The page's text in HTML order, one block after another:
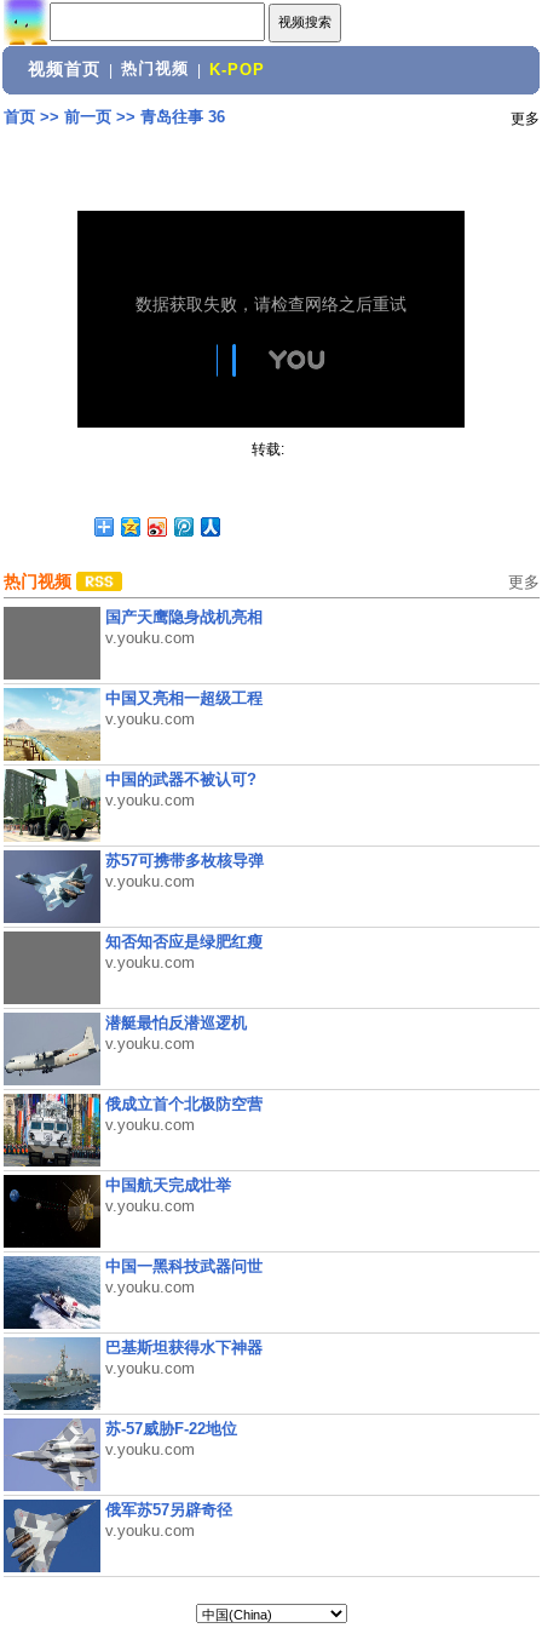
视频首页 热门视频 K-POP
首页>> 前一页>> 青岛往事 36 更多
转载:
热门视频 更多
国产天鹰隐身战机亮相
v.youku.com
中国又亮相一超级工程
v.youku.com
中国的武器不被认可?
v.youku.com
苏57可携带多枚核导弹
v.youku.com
知否知否应是绿肥红瘦
v.youku.com
潜艇最怕反潜巡逻机
v.youku.com
俄成立首个北极防空营
v.youku.com
中国航天完成壮举
v.youku.com
中国一黑科技武器问世
v.youku.com
巴基斯坦获得水下神器
v.youku.com
苏-57威胁F-22地位
v.youku.com
俄军苏57另辟奇径
v.youku.com